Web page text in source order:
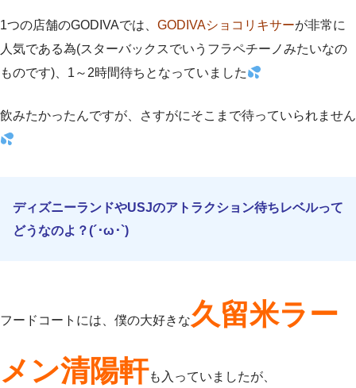
1つの店舗のGODIVAでは、 GODIVAショコリキサーが非常に
人気である為(スターバックスでいうフラペチーノみたいなの
ものです)、1～2時間待ちとなっていました
飲みたかったんですが、さすがにそこまで待っていられません
ディズニーランドやUSJのアトラクション待ちレベルって
どうなのよ？(´･ω･`)
フードコートには、僕の大好きな久留米ラー
メン清陽軒も入っていましたが、